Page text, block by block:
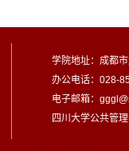
学院地址：成都
办公电话：028-
电子邮箱：
四川大学公共管